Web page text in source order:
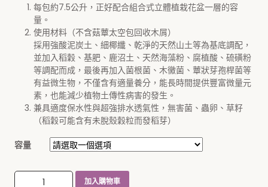
每包約7.5公升，正好配合組合式立體植栽花盆一層的容
量。
使用材料（不含菇蕈太空包回收木屑）
採用強酸泥炭土、細椰纖、乾淨的天然山土等為基底調配，
並加入稻穀、基肥、鹿沼土、天然海藻粉、腐植酸、硫磺粉
等調配而成，最後再加入菌根菌、木黴菌、蕈狀芽孢桿菌等
有益微生物，不僅含有適量養分，能長時間提供豐富微量元
素，也能減少植物土傳性病害的發生。
兼具適度保水性與超強排水透氣性，無害菌、蟲卵、草籽
（稻穀可能含有未脫殼穀粒而發稻芽）
容量
特調強酸性栽培介質 數量
加入購物車